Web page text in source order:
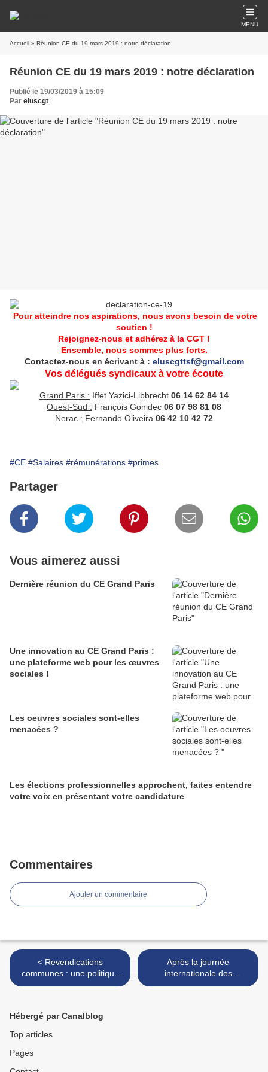
MENU
Accueil » Réunion CE du 19 mars 2019 : notre déclaration
Réunion CE du 19 mars 2019 : notre déclaration
Publié le 19/03/2019 à 15:09
Par eluscgt
Pour atteindre nos aspirations, nous avons besoin de votre
soutien !
Rejoignez-nous et adhérez à la CGT !
Ensemble, nous sommes plus forts.
Contactez-nous en écrivant à : eluscgttsf@gmail.com
Vos délégués syndicaux à votre écoute
Grand Paris : Iffet Yazici-Libbrecht 06 14 62 84 14
Ouest-Sud : François Gonidec 06 07 98 81 08
Nerac : Fernando Oliveira 06 42 10 42 72
#CE #Salaires #rémunérations #primes
Partager
Vous aimerez aussi
Dernière réunion du CE Grand Paris
Une innovation au CE Grand Paris :
une plateforme web pour les œuvres
sociales !
Les oeuvres sociales sont-elles
menacées ?
Les élections professionnelles approchent, faites entendre
votre voix en présentant votre candidature
Commentaires
Ajouter un commentaire
< Revendications
communes : une politique
de rémunération plus juste
Après la journée
internationale des
travailleurs, au travail ! Au
Hébergé par Canalblog
Top articles
Pages